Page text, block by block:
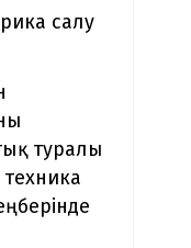
салу
туралы